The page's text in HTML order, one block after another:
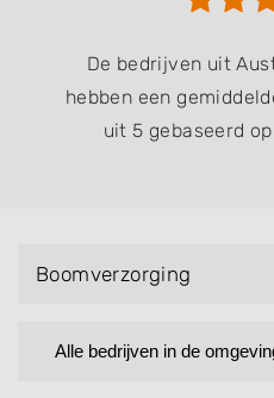
De bedrijven uit
hebben een
uit 5 gebaseerd
Boomverzorging
Alle bedrijven in de